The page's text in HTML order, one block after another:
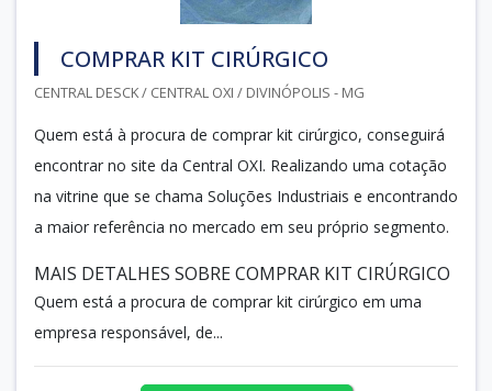
COMPRAR KIT CIRÚRGICO
CENTRAL DESCK / CENTRAL OXI / DIVINÓPOLIS - MG
Quem está à procura de comprar kit cirúrgico, conseguirá
encontrar no site da Central OXI. Realizando uma cotação
na vitrine que se chama Soluções Industriais e encontrando
a maior referência no mercado em seu próprio segmento.
MAIS DETALHES SOBRE COMPRAR KIT CIRÚRGICO
Quem está a procura de comprar kit cirúrgico em uma
empresa responsável, de...